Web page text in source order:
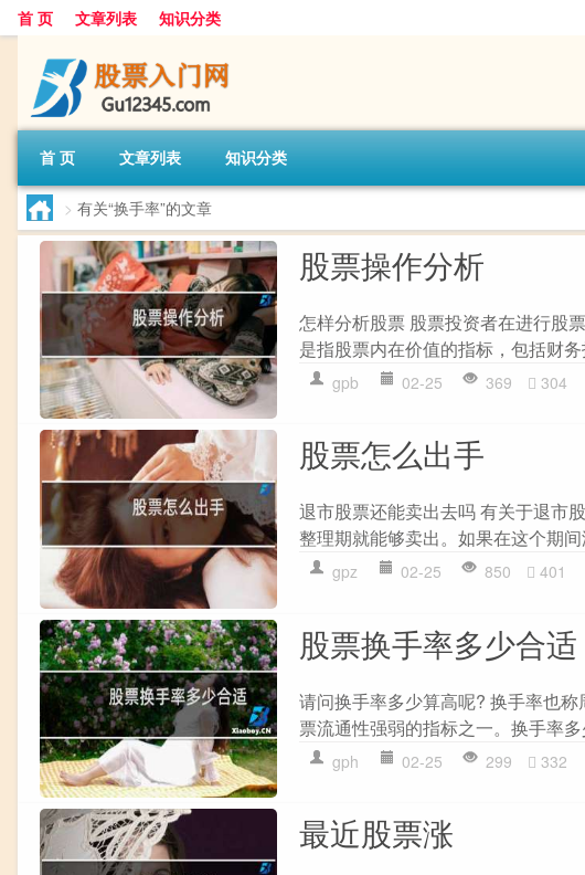
首 页 文章列表 知识分类
首 页 文章列表 知识分类
> 有关“换手率”的文章
股票操作分析
怎样分析股票 股票投资者在进行股
是指股票内在价值的指标，包括财
gpb 02-25 369 304
股票怎么出手
退市股票还能卖出去吗 有关于退市
整理期就能够卖出。如果在这个期
gpz 02-25 850 401
股票换手率多少合适
请问换手率多少算高呢? 换手率也
票流通性强弱的指标之一。换手率
gph 02-25 299 332
最近股票涨